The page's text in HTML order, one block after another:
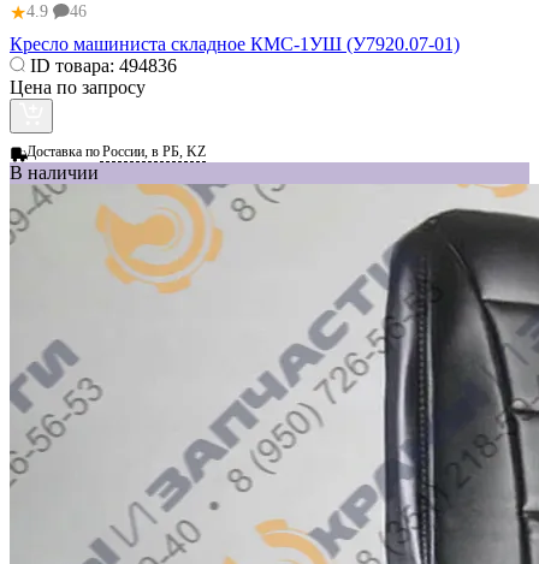
★4.9 46
Кресло машиниста складное КМС-1УШ (У7920.07-01)
ID товара: 494836
Цена по запросу
Доставка поРоссии, в РБ, KZ
В наличии